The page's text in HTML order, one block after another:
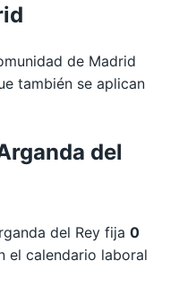
de Madrid
también se aplican
del
del Rey fija 0
el calendario laboral